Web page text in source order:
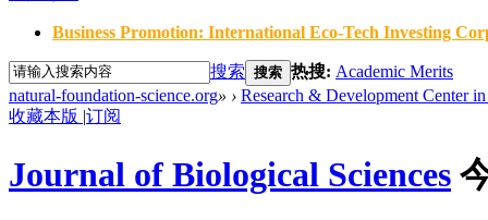
Business Promotion: International Eco-Tech Investing
搜索 搜索 热搜: Academic Merits
natural-foundation-science.org» › Research & Development Center
收藏本版 |订阅
Journal of Biological Sciences